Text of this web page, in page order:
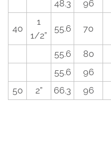
48.3 96
40
1
1/2”
55.6 70
55.6 80
55.6
96
50
2” 66.3 96